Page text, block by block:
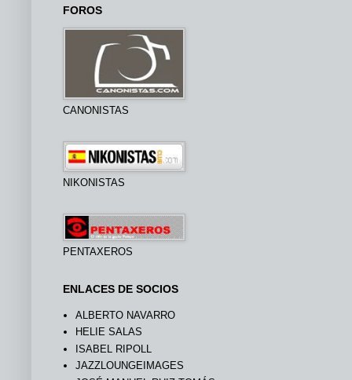
FOROS
CANONISTAS
NIKONISTAS
PENTAXEROS
ENLACES DE SOCIOS
ALBERTO NAVARRO
HELIE SALAS
ISABEL RIPOLL
JAZZLOUNGEIMAGES